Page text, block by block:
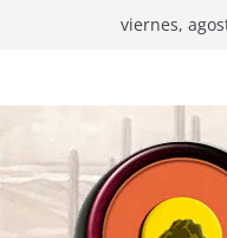
viernes,